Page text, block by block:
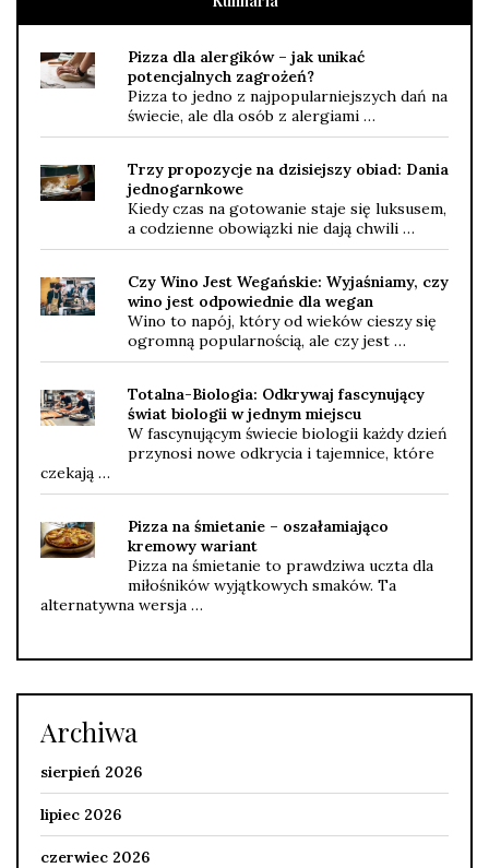
Pizza dla alergików – jak unikać
potencjalnych zagrożeń?
Pizza to jedno z najpopularniejszych dań na
świecie, ale dla osób z alergiami …
Trzy propozycje na dzisiejszy obiad: Dania
jednogarnkowe
Kiedy czas na gotowanie staje się luksusem,
a codzienne obowiązki nie dają chwili …
Czy Wino Jest Wegańskie: Wyjaśniamy, czy
wino jest odpowiednie dla wegan
Wino to napój, który od wieków cieszy się
ogromną popularnością, ale czy jest …
Totalna-Biologia: Odkrywaj fascynujący
świat biologii w jednym miejscu
W fascynującym świecie biologii każdy dzień
przynosi nowe odkrycia i tajemnice, które
czekają …
Pizza na śmietanie – oszałamiająco
kremowy wariant
Pizza na śmietanie to prawdziwa uczta dla
miłośników wyjątkowych smaków. Ta
alternatywna wersja …
Archiwa
sierpień 2026
lipiec 2026
czerwiec 2026